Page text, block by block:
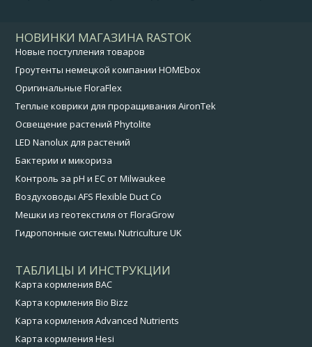
НОВИНКИ МАГАЗИНА RASTOK
Новые поступления товаров
Гроутенты немецкой компании HOMEbox
Оригинальные FloraFlex
Теплые коврики для проращивания AironTek
Освещение растений Phytolite
LED Nanolux для растений
Бактерии и микориза
Контроль за pH и EC от Milwaukee
Воздуховоды AFS Flexible Duct Co
Мешки из геотекстиля от FloraGrow
Гидропонные системы Nutriculture UK
ТАБЛИЦЫ И ИНСТРУКЦИИ
Карта кормления BAC
Карта кормления Bio Bizz
Карта кормления Advanced Nutrients
Карта кормления Hesi